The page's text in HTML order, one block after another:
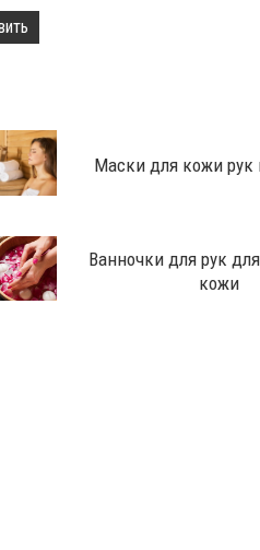
Маски для кожи рук
Ванночки для рук
кожи